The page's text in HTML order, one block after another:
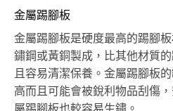
金屬踢腳板
金屬踢腳板是硬度最高的踢腳
鏽鋼或黃銅製成，比其他材質
且容易清潔保養。金屬踢腳板
高而且可能會被銳利物品刮傷